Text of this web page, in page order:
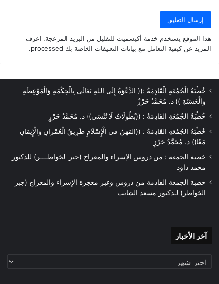
هذا الموقع يستخدم خدمة أكيسميت للتقليل من البريد المزعجة. اعرف
المزيد عن كيفية التعامل مع بيانات التعليقات الخاصة بك processed
.
خُطْبَةُ الْجُمُعَةِ الْقَادِمَةُ :(( الدَّعْوَةُ إِلَى اللهِ تَعَالَى بِالْحِكْمَةِ وَالْمَوْعِظَةِ
والْحَسَنَةِ )) د. مُحَمَّدُ حَرْزٌ
خُطْبَةُ الجُمُعَةِ القَادِمَةُ : ((بُطُولَاتٌ لَا تُنْسَى)) د. مُحَمَّدُ حَرْزٍ
خُطْبَةُ الجُمُعَةِ القَادِمَةُ : ((المَهَنُ في الْإِسْلَامِ طَرِيقُ الْعُمْرَانِ وَالْإِيمَانِ
مَعًا)) د. مُحَمَّدُ حَرْزٍ
خطبة الجمعة : من دروس الإسراء والمعراج (جبر الخواطــــر) للدكتور
محمد داود
خطبة الجمعة القادمة من دروس وعبر معجزة الإسراء والمعراج (جبر
الخواطر) للدكتور مسعد الشايب
آخر الأخبار